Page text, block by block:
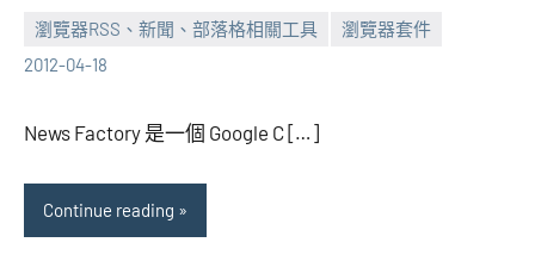
瀏覽器RSS、新聞、部落格相關工具
瀏覽器套件
2012-04-18
張
芋
No
News Factory 是一個 Google C […]
Continue reading